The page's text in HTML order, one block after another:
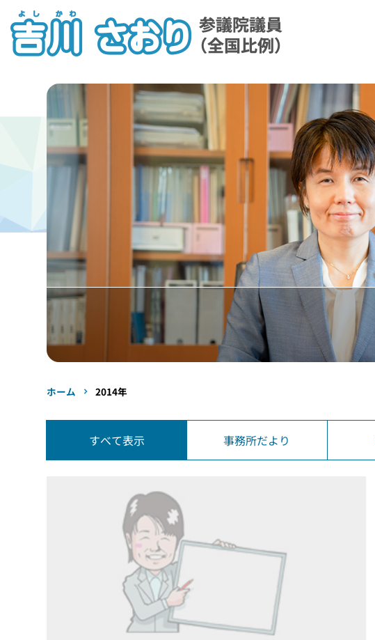
ホーム 2014年
すべて表示 事務所だより